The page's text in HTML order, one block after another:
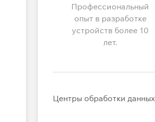
Профессиональный
опыт в разработке
устройств более 10
лет.
Центры обработки данных